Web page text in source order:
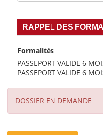
RAPPEL DES
Formalités
PASSEPORT VALIDE 6
PASSEPORT VALIDE 6
DOSSIER EN DEMANDE